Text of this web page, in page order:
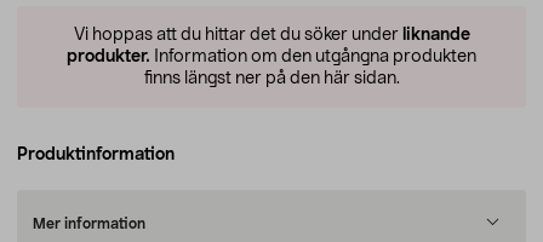
Vi hoppas att du hittar det du söker under liknande
produkter. Information om den utgångna produkten
finns längst ner på den här sidan.
Produktinformation
Mer information